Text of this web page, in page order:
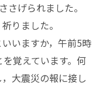
さげられました。
りました。
いますか，午前5時
覚えています。何
大震災の報に接し